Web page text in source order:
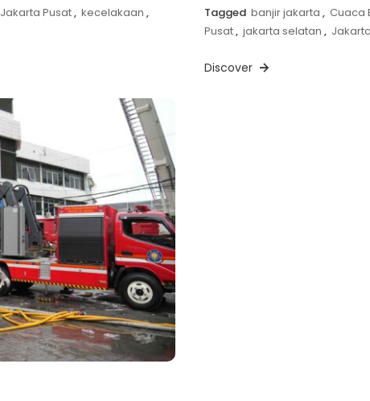
Jakarta Pusat, kecelakaan ,
Tagged banjir jakarta , Cuaca
Pusat, jakarta selatan ,
Discover